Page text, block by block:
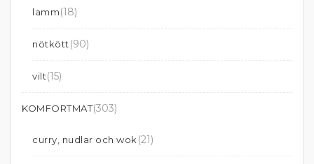
lamm(18)
nötkött (90)
vilt(15)
KOMFORTMAT(303)
curry, nudlar och wok (21)